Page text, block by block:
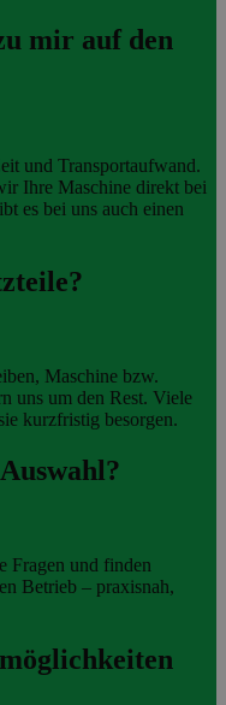
mir auf den
und Transportaufwand.
Ihre Maschine direkt bei
es bei uns auch einen
Maschine bzw.
uns um den Rest. Viele
kurzfristig besorgen.
Fragen und finden
Betrieb – praxisnah,